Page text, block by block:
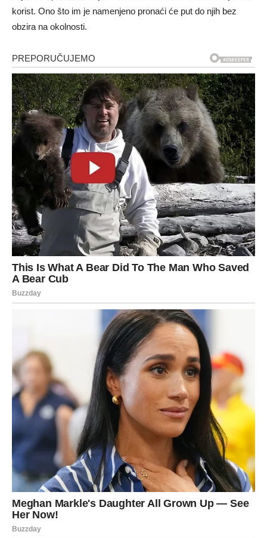
korist. Ono što im je namenjeno pronaći će put do njih bez
obzira na okolnosti.